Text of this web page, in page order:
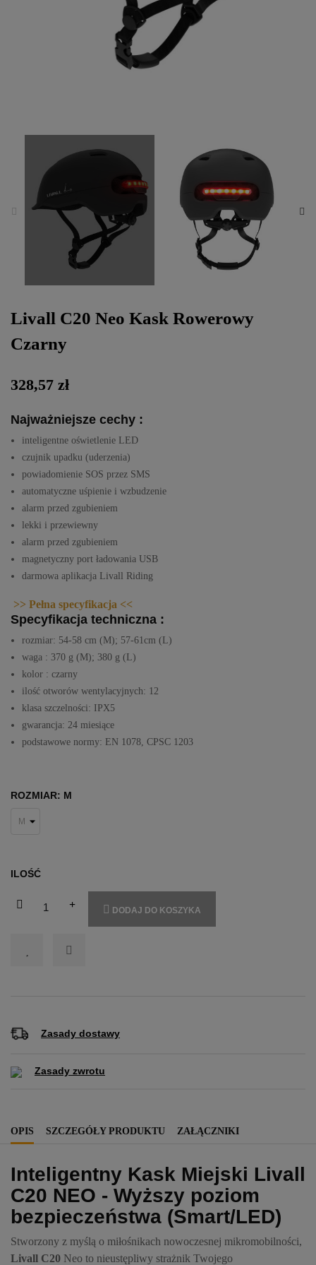
Livall C20 Neo Kask Rowerowy
Czarny
328,57 zł
Najważniejsze cechy :
inteligentne oświetlenie LED
czujnik upadku (uderzenia)
powiadomienie SOS przez SMS
automatyczne uśpienie i wzbudzenie
alarm przed zgubieniem
lekki i przewiewny
alarm przed zgubieniem
magnetyczny port ładowania USB
darmowa aplikacja Livall Riding
>> Pełna specyfikacja <<
Specyfikacja techniczna :
rozmiar: 54-58 cm (M); 57-61cm (L)
waga : 370 g (M); 380 g (L)
kolor : czarny
ilość otworów wentylacyjnych: 12
klasa szczelności: IPX5
gwarancja: 24 miesiące
podstawowe normy: EN 1078, CPSC 1203
ROZMIAR: M
ILOŚĆ
DODAJ DO KOSZYKA
Zasady dostawy
Zasady zwrotu
OPIS SZCZEGÓŁY PRODUKTU ZAŁĄCZNIKI
Inteligentny Kask Miejski Livall
C20 NEO - Wyższy poziom
bezpieczeństwa (Smart/LED)
Stworzony z myślą o miłośnikach nowoczesnej mikromobilności,
Livall C20 Neo to nieustępliwy strażnik Twojego